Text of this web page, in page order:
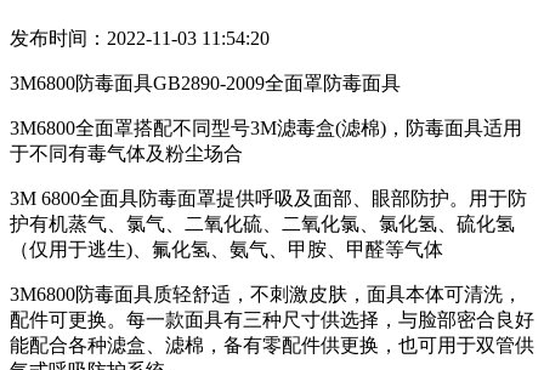
发布时间：2022-11-03 11:54:20
3M6800防毒面具GB2890-2009全面罩防毒面具
3M6800全面罩搭配不同型号3M滤毒盒(滤棉)，防毒面具适用
于不同有毒气体及粉尘场合
3M 6800全面具防毒面罩提供呼吸及面部、眼部防护。用于防
护有机蒸气、氯气、二氧化硫、二氧化氯、氯化氢、硫化氢
（仅用于逃生)、氟化氢、氨气、甲胺、甲醛等气体
3M6800防毒面具质轻舒适，不刺激皮肤，面具本体可清洗，
配件可更换。每一款面具有三种尺寸供选择，与脸部密合良好
能配合各种滤盒、滤棉，备有零配件供更换，也可用于双管供